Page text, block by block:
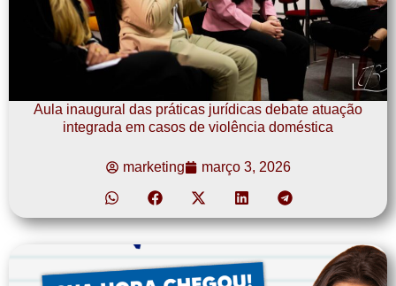
Aula inaugural das práticas jurídicas debate atuação
integrada em casos de violência doméstica
marketing março 3, 2026